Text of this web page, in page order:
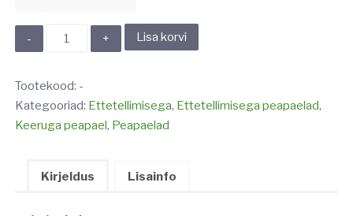
KEERUGA
PEAPAEL
Lisa korvi
Tootekood: -
Kategooriad: Ettetellimisega, Ettetellimisega peapaelad,
Keeruga peapael, Peapaelad
Kirjeldus Lisainfo